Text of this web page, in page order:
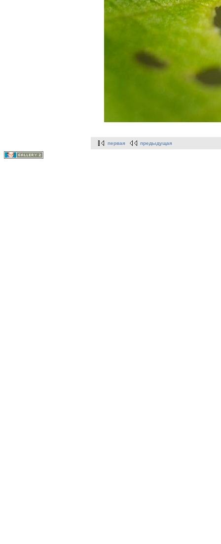
первая предыдущая